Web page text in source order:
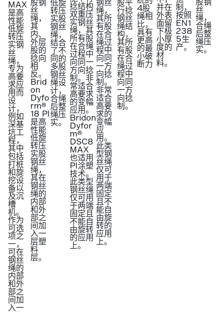
MAX
是高
性能
低旋
转压
实钢
丝
绳，
专为
高要
求应
用而
设
计，
例如
深基
坑工
程，
其中
包括
打桩
和旋
挖设
备以
及沉
槽
机。
作为
可选
项之
一，
可在
钢丝
绳的
内部
和外
部之
间加
入一
丝
绳，
其
内、
外层
股的
捻向
相
反。
Brid
on
Dyfo
rm®
18 PI
是高
性能
低旋
转压
实股
钢丝
绳，
其在
钢丝
绳的
内部
和外
部之
间加
入一
层塑
料
层。
低旋
转压
实股
钢丝
绳，
结合
了不
同的
多股
钢丝
绳设
计，
合绳
后整
绳压
实。
捻结构
双重压
实钢丝
绳，其
所有股
在合绳
过程中
向同一
方向捻
制。非
常适合
高要求
的变幅
应用。
Bridon
Dyfor
m®
DSC8
MAX
也适用
PI涂塑
技术。
此类型
钢丝绳
仅可用
于两端
固定且
不能自
由旋转
的应用
上。
绳，
其所
有股
在合
绳过
程中
向同
一方
向捻
制。
非常
适合
高要
求的
变幅
应
用。
此类
型钢
丝绳
仅可
用于
两端
固定
且不
能自
由旋
转的
应用
上。
行捻
钢丝
绳结
构，
其所
有股
在合
绳过
程中
向同
一方
向捻
制。
4股
绳相
比，
具有
更高
的最
小破
断力
并在
外表
面留
下极
小厚
度的
材
料。
制，
按照
EN1
238
5生
产。
丝
绳，
合绳
后整
绳压
实。